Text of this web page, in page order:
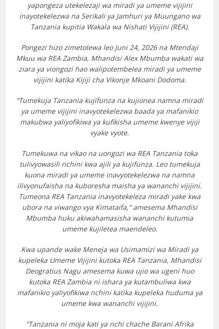
yapongeza utekelezaji wa miradi ya umeme vijijini
inayotekelezwa na Serikali ya Jamhuri ya Muungano wa
Tanzania kupitia Wakala wa Nishati Vijijini (REA).
Pongezi hizo zimetolewa leo Juni 24, 2026 na Mtendaji
Mkuu wa REA Zambia, Mhandisi Alex Mbumba wakati wa
ziara ya viongozi hao walipotembelea miradi ya umeme
vijijini katika Kijiji cha Vikonje Mkoani Dodoma.
“Tumekuja Tanzania kujifunza na kujionea namna miradi
ya umeme vijijini inavyotekelezwa baada ya mafanikio
makubwa yaliyofikiwa ya kufikisha umeme kwenye vijiji
vyake vyote.
Tumekuwa na vikao na uongozi wa REA Tanzania toka
tulivyowasili nchini kwa ajili ya kujifunza. Leo tumekuja
kuona miradi ya umeme inavyotekelezwa na namna
ilivyonufaisha na kuboresha maisha ya wananchi vijijini.
Tumeona REA Tanzania inavyotekeleza miradi yake kwa
ubora na viwango vya Kimataifa,” amesema Mhandisi
Mbumba huku akiwahamasisha wananchi kutumia
umeme kujiletea maendeleo.
Kwa upande wake Meneja wa Usimamizi wa Miradi ya
kupeleka Umeme Vijijini kutoka REA Tanzania, Mhandisi
Deogratius Nagu amesema kuwa ujio wa ugeni huo
kutoka REA Zambia ni ishara ya kutambuliwa kwa
mafanikio yaliyofikiwa nchini katika kupeleka huduma ya
umeme kwa wananchi vijijini.
“Tanzania ni moja kati ya nchi chache Barani Afrika